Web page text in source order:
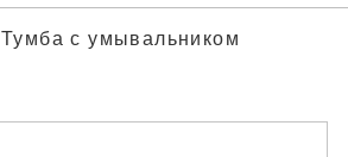
Тумба с умывальником